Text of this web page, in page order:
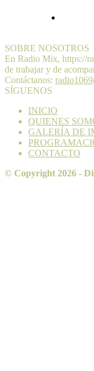
SOBRE NOSOTROS
En Radio Mix, https://
de trabajar y de
Contáctanos:
SÍGUENOS
INICIO
QUIENES
GALERÍA DE
CONTACTO
© Copyright 2026 -